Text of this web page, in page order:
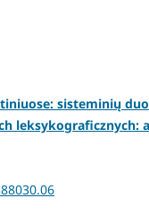
sisteminių
leksykograficznych: